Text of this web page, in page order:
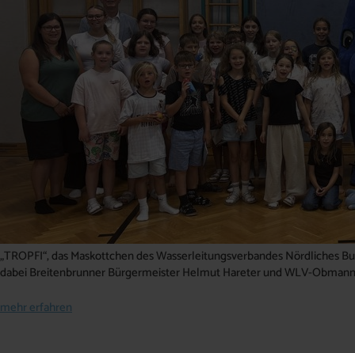
„TROPFI“, das Maskottchen des Wasserleitungsverbandes
dabei Breitenbrunner Bürgermeister Helmut Hareter und WLV-
mehr erfahren